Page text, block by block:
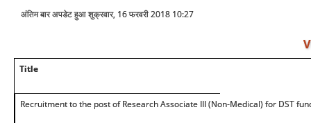
अंतिम बार अपडेट हुआ शुक्रवार, 16 फरवरी 2018 10:27
Title
Recruitment to the post of Research Associate III (Non-Medical) for DST